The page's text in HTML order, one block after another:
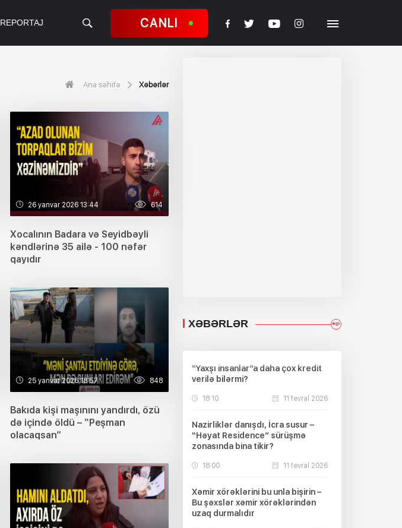
REPORTAJ CANLI
Ana səhifə Xəbərlər
26 yanvar 2026 13:44 614
Xocalının Badara və Seyidbəyli
kəndlərinə 35 ailə - 100 nəfər
qayıdır
25 yanvar 2026 18:57 848
Bakıda kişi maşınını yandırdı, özü
də içində öldü – “Peşman
olacaqsan”
XƏBƏRLƏR
“Yaxşı insanlar”a daha çox kredit
verilə bilərmi?
18:10 11 fevral 2026
Nazirliklər danışdı, İcra susur –
“Həyat Residence” sürüşmə
zonasında bina tikir?
18:00 11 fevral 2026
Xəmir xörəklərini bu unla bişirin –
Bu şəxslər xəmir xörəklərindən
uzaq durmalıdır